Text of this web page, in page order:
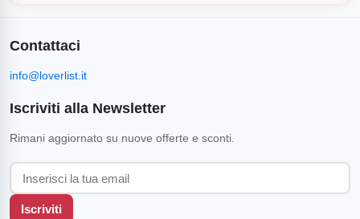
Contattaci
info@loverlist.it
Iscriviti alla Newsletter
Rimani aggiornato su nuove offerte e sconti.
Iscriviti